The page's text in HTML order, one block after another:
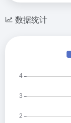
数据统计